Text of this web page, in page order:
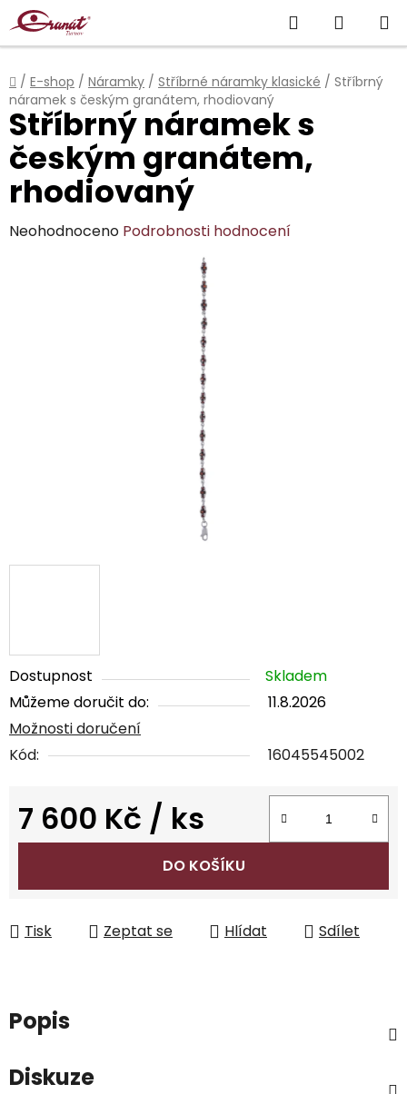
Přejít
na
obsah
Hledat
KOŠÍK
Domů
/ E-shop / Náramky / Stříbrné náramky klasické / Stříbrný
náramek s českým granátem, rhodiovaný
Dostupnost
Skladem
Můžeme doručit do:
11.8.2026
Možnosti doručení
Kód:
16045545002
7 600 Kč / ks
Měrná cena:
DO KOŠÍKU
Tisk Zeptat se Hlídat Sdílet
Stříbrný náramek s
českým granátem,
rhodiovaný
Průměrné
Neohodnoceno Podrobnosti hodnocení
Popis
Diskuze